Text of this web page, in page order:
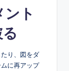
ト
り、図をダ
に再アップ